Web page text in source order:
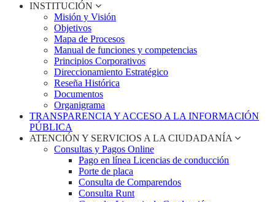
INSTITUCIÓN
Misión y Visión
Objetivos
Mapa de Procesos
Manual de funciones y competencias
Principios Corporativos
Direccionamiento Estratégico
Reseña Histórica
Documentos
Organigrama
TRANSPARENCIA Y ACCESO A LA INFORMACIÓN
PÚBLICA
ATENCIÓN Y SERVICIOS A LA CIUDADANÍA
Consultas y Pagos Online
Pago en línea Licencias de conducción
Porte de placa
Consulta de Comparendos
Consulta Runt